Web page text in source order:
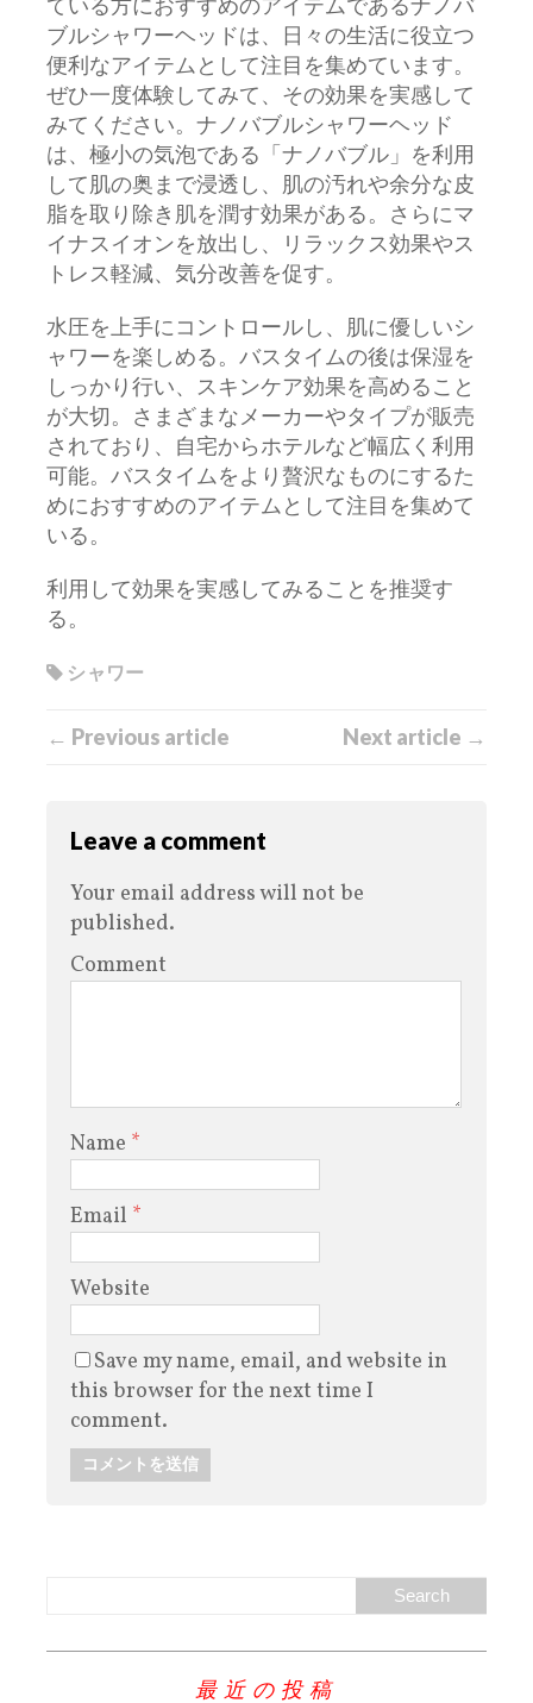
ている方におすすめのアイテムであるナノバ
ブルシャワーヘッドは、日々の生活に役立つ
便利なアイテムとして注目を集めています。
ぜひ一度体験してみて、その効果を実感して
みてください。ナノバブルシャワーヘッド
は、極小の気泡である「ナノバブル」を利用
して肌の奥まで浸透し、肌の汚れや余分な皮
脂を取り除き肌を潤す効果がある。さらにマ
イナスイオンを放出し、リラックス効果やス
トレス軽減、気分改善を促す。
水圧を上手にコントロールし、肌に優しいシ
ャワーを楽しめる。バスタイムの後は保湿を
しっかり行い、スキンケア効果を高めること
が大切。さまざまなメーカーやタイプが販売
されており、自宅からホテルなど幅広く利用
可能。バスタイムをより贅沢なものにするた
めにおすすめのアイテムとして注目を集めて
いる。
利用して効果を実感してみることを推奨す
る。
シャワー
← Previous article Next article →
Leave a comment
Your email address will not be
published.
Comment
Name *
Email *
Website
Save my name, email, and website in
this browser for the next time I
comment.
最近の投稿